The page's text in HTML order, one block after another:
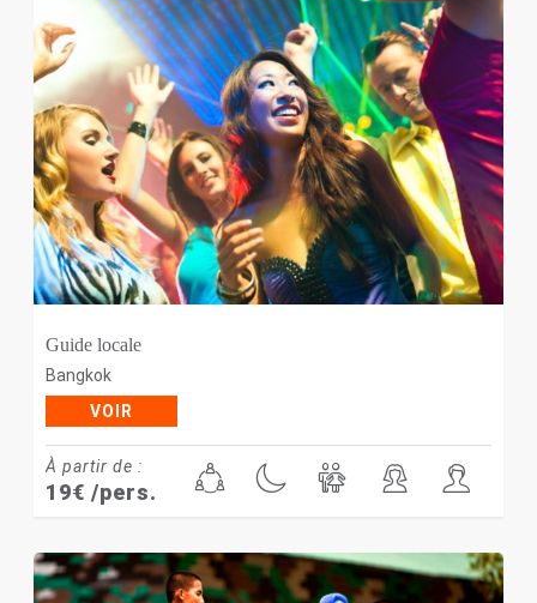
Guide locale
Bangkok
VOIR
À partir de :
19€ /pers.